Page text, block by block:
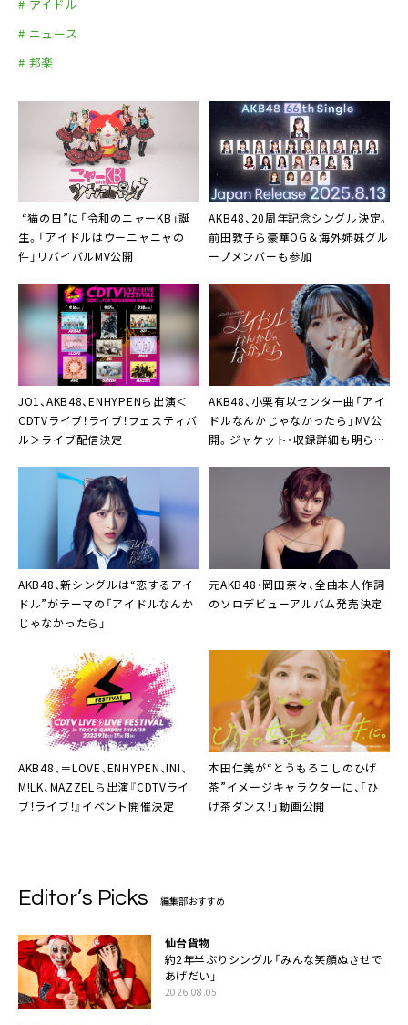
# アイドル
# ニュース
# 邦楽
“猫の日”に「令和のニャーKB」誕
生。「アイドルはウーニャニャの
件」リバイバルMV公開
AKB48、20周年記念シングル決定。
前⽥敦⼦ら豪華OG＆海外姉妹グル
ープメンバーも参加
JO1、AKB48、ENHYPENら出演＜
CDTVライブ！ライブ！フェスティバ
ル＞ライブ配信決定
AKB48、小栗有以センター曲「アイ
ドルなんかじゃなかったら」MV公
開。ジャケット・収録詳細も明らか
AKB48、新シングルは“恋するアイ
ドル”がテーマの「アイドルなんか
じゃなかったら」
元AKB48・岡田奈々、全曲本人作詞
のソロデビューアルバム発売決定
AKB48、＝LOVE、ENHYPEN、INI、
M!LK、MAZZELら出演『CDTVライ
ブ！ライブ！』イベント開催決定
本田仁美が“とうもろこしのひげ
茶”イメージキャラクターに、「ひ
げ茶ダンス！」動画公開
Editor’s Picks 編集部おすすめ
仙台貨物
約2年半ぶりシングル「みんな笑顔ぬさせで
あげだい」
2026.08.05